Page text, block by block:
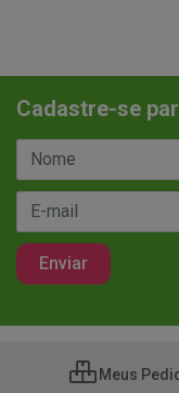
Cadastre-se
Meus